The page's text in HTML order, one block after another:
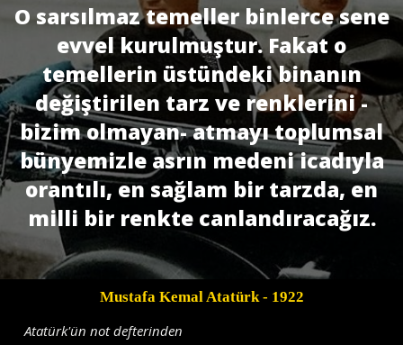
O sarsılmaz temeller binlerce sene
evvel kurulmuştur. Fakat o
temellerin üstündeki binanın
değiştirilen tarz ve renklerini -
bizim olmayan- atmayı toplumsal
bünyemizle asrın medeni icadıyla
orantılı, en sağlam bir tarzda, en
milli bir renkte canlandıracağız.
Mustafa Kemal Atatürk- 1922
Atatürk'ün not defterinden